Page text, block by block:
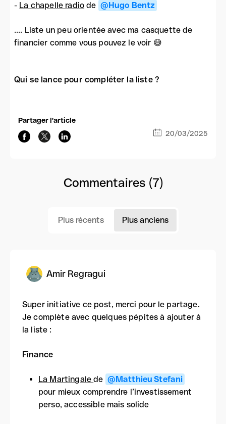
- La chapelle radio de @Hugo Bentz
.... Liste un peu orientée avec ma casquette de
financier comme vous pouvez le voir 😅
Qui se lance pour compléter la liste ?
Partager l'article
20/03/2025
Commentaires (7)
Plus récents Plus anciens
Amir Regragui
Super initiative ce post, merci pour le partage.
Je complète avec quelques pépites à ajouter à
la liste :
Finance
La Martingalede @Matthieu Stefani
pour mieux comprendre l’investissement
perso, accessible mais solide